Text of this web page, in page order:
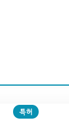
특허